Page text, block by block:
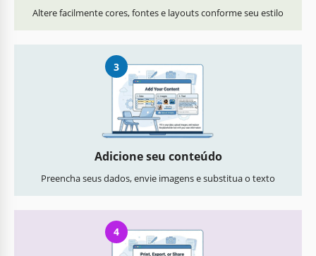
Altere facilmente cores, fontes e layouts conforme seu estilo
3
Adicione seu conteúdo
Preencha seus dados, envie imagens e substitua o texto
4